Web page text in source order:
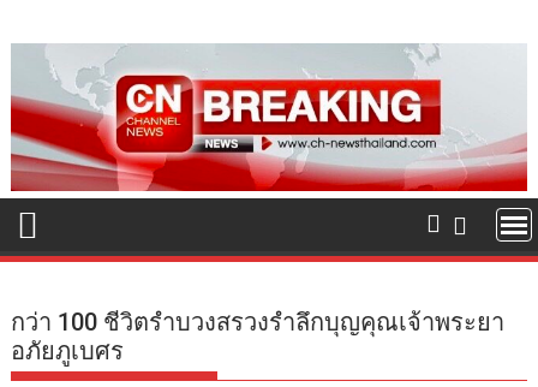
to
content
กว่า 100 ชีวิตรำบวงสรวงรำลึกบุญคุณเจ้าพระยา
อภัยภูเบศร